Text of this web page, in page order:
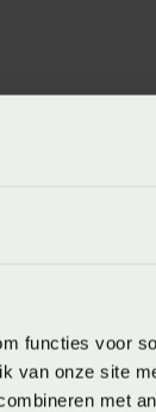
functies voor
van onze site
met
winkel